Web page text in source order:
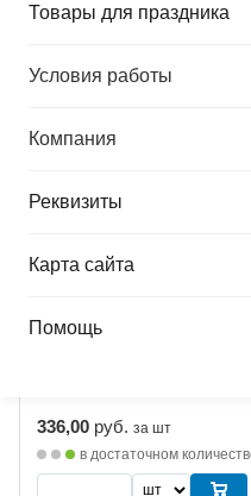
Товары для праздника
Условия работы
Компания
Реквизиты
Карта сайта
Помощь
партия
в достаточном количестве
Г
партия
336,00 руб. за шт
в достаточном